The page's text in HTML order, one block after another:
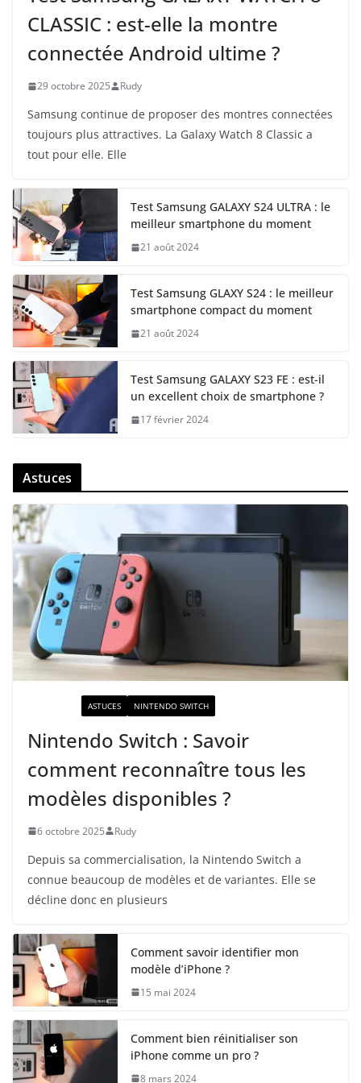
CLASSIC : est-elle la montre
connectée Android ultime ?
29 octobre 2025 Rudy
Samsung continue de proposer des montres connectées
toujours plus attractives. La Galaxy Watch 8 Classic a
tout pour elle. Elle
Test Samsung GALAXY S24 ULTRA : le
meilleur smartphone du moment
21 août 2024
Test Samsung GLAXY S24 : le meilleur
smartphone compact du moment
21 août 2024
Test Samsung GALAXY S23 FE : est-il
un excellent choix de smartphone ?
17 février 2024
Astuces
ASTUCES NINTENDO SWITCH
Nintendo Switch : Savoir
comment reconnaître tous les
modèles disponibles ?
6 octobre 2025 Rudy
Depuis sa commercialisation, la Nintendo Switch a
connue beaucoup de modèles et de variantes. Elle se
décline donc en plusieurs
Comment savoir identifier mon
modèle d’iPhone ?
15 mai 2024
Comment bien réinitialiser son
iPhone comme un pro ?
8 mars 2024